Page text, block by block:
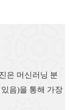
은 머신러닝 분
음)을 통해 가장